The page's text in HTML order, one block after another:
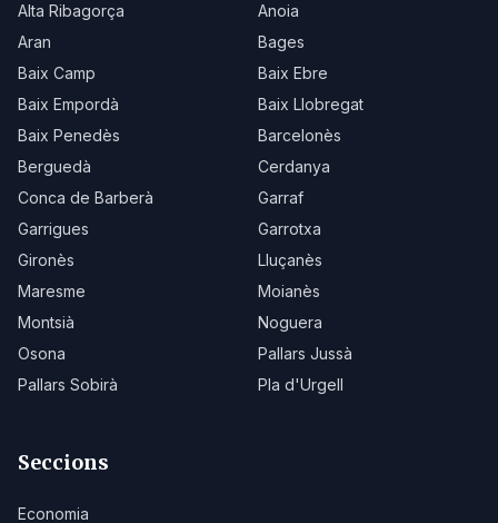
Alta Ribagorça
Anoia
Aran
Bages
Baix Camp
Baix Ebre
Baix Empordà
Baix Llobregat
Baix Penedès
Barcelonès
Berguedà
Cerdanya
Conca de Barberà
Garraf
Garrigues
Garrotxa
Gironès
Lluçanès
Maresme
Moianès
Montsià
Noguera
Osona
Pallars Jussà
Pallars Sobirà
Pla d'Urgell
Seccions
Economia